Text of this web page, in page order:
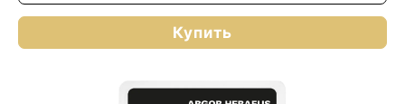
Купить